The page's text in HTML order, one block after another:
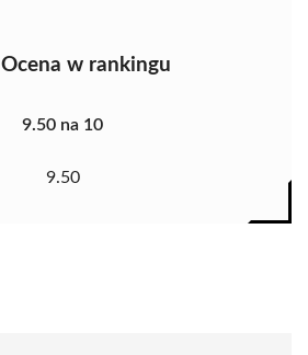
Ocena w rankingu
9.50 na 10
9.50